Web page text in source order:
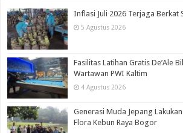
Inflasi Juli 2026 Terjaga Berkat
5 Agustus 2026
Fasilitas Latihan Gratis De’Ale
Wartawan PWI Kaltim
4 Agustus 2026
Generasi Muda Jepang
Flora Kebun Raya Bogor